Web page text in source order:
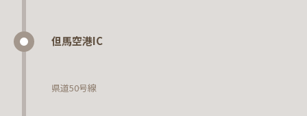
但馬空港IC
県道50号線